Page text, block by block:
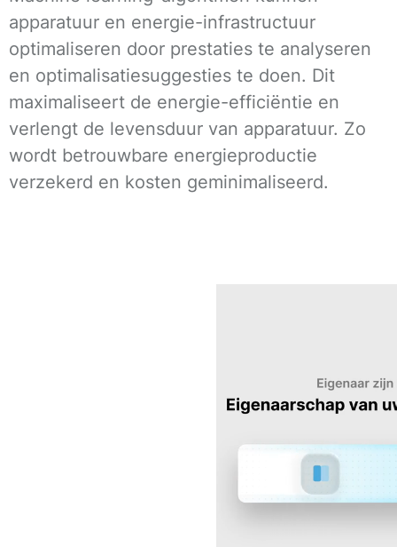
apparatuur en energie-infrastructuur
optimaliseren door prestaties te analyseren
en optimalisatiesuggesties te doen. Dit
maximaliseert de energie-efficiëntie en
verlengt de levensduur van apparatuur. Zo
wordt betrouwbare energieproductie
verzekerd en kosten geminimaliseerd.